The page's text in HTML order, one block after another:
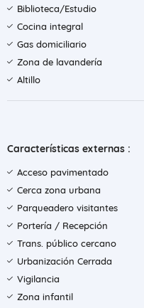
Biblioteca/Estudio
Cocina integral
Gas domiciliario
Zona de lavandería
Altillo
Características externas :
Acceso pavimentado
Cerca zona urbana
Parqueadero visitantes
Portería / Recepción
Trans. público cercano
Urbanización Cerrada
Vigilancia
Zona infantil